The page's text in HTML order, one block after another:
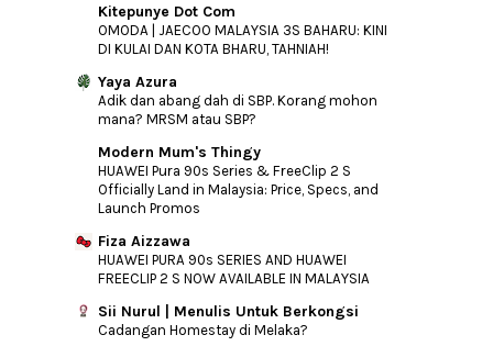
Kitepunye Dot Com
OMODA | JAECOO MALAYSIA 3S BAHARU: KINI
DI KULAI DAN KOTA BHARU, TAHNIAH!
Yaya Azura
Adik dan abang dah di SBP. Korang mohon
mana? MRSM atau SBP?
Modern Mum's Thingy
HUAWEI Pura 90s Series & FreeClip 2 S
Officially Land in Malaysia: Price, Specs, and
Launch Promos
Fiza Aizzawa
HUAWEI PURA 90s SERIES AND HUAWEI
FREECLIP 2 S NOW AVAILABLE IN MALAYSIA
Sii Nurul | Menulis Untuk Berkongsi
Cadangan Homestay di Melaka?